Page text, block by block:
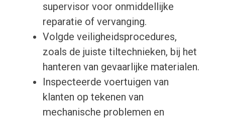
supervisor voor onmiddellijke
reparatie of vervanging.
Volgde veiligheidsprocedures,
zoals de juiste tiltechnieken, bij het
hanteren van gevaarlijke materialen.
Inspecteerde voertuigen van
klanten op tekenen van
mechanische problemen en